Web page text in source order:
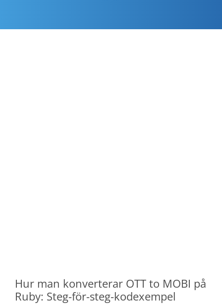
Hur man konverterar OTT to MOBI på
Ruby: Steg-för-steg-kodexempel